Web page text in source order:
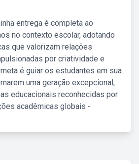
entrega é completa ao
no contexto escolar, adotando
que valorizam relações
por criatividade e
é guiar os estudantes em sua
uma geração excepcional,
educacionais reconhecidas por
acadêmicas globais -